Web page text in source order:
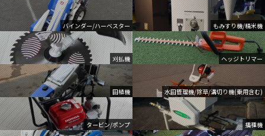
バインダー/ハーベスター もみすり機/精米機
刈払機 ヘッジトリマー
田植機 水田管理機/除草/溝切り機(乗用含む)
タービン/ポンプ 播種機